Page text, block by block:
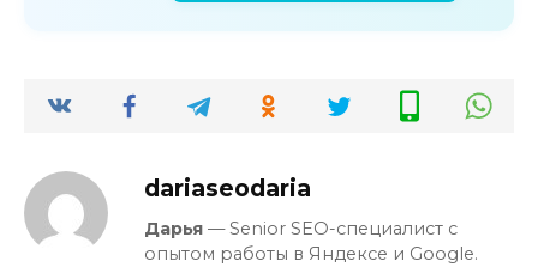
dariaseodaria
Дарья — Senior SEO-специалист с
опытом работы в Яндексе и Google.